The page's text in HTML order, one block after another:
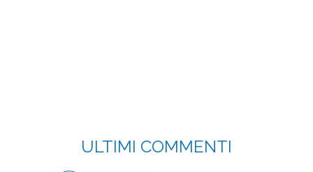
ULTIMI COMMENTI